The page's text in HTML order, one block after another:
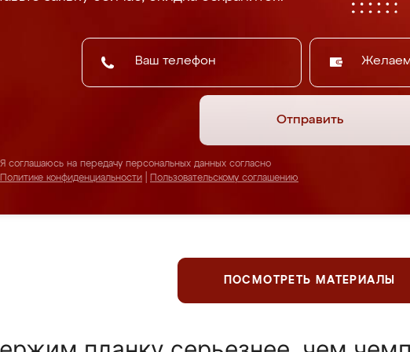
Отправить
Я соглашаюсь на передачу персональных данных согласно
Политике конфиденциальности
Пользовательскому соглашению
ПОСМОТРЕТЬ МАТЕРИАЛЫ